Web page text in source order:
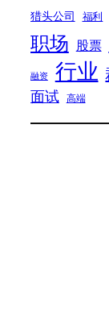
猎头公司 福利
职场 股票
融资 行业
面试 高端